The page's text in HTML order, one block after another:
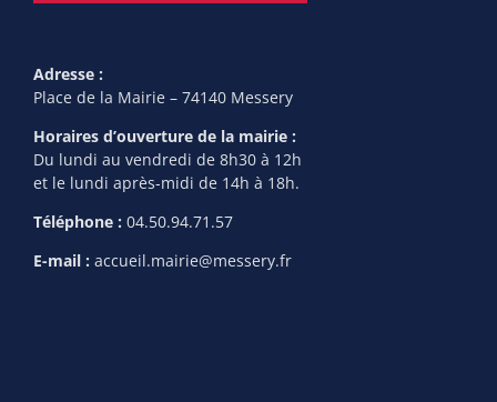
Adresse :
Place de la Mairie – 74140 Messery
Horaires d’ouverture de la mairie :
Du lundi au vendredi de 8h30 à 12h
et le lundi après-midi de 14h à 18h.
Téléphone : 04.50.94.71.57
E-mail : accueil.mairie@messery.fr